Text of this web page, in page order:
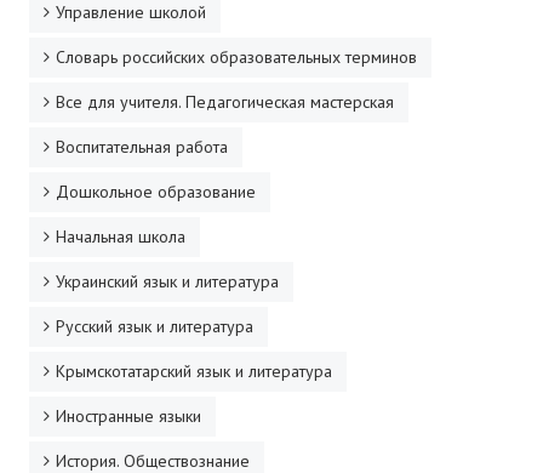
Управление школой
Словарь российских образовательных терминов
Все для учителя. Педагогическая мастерская
Воспитательная работа
Дошкольное образование
Начальная школа
Украинский язык и литература
Русский язык и литература
Крымскотатарский язык и литература
Иностранные языки
История. Обществознание